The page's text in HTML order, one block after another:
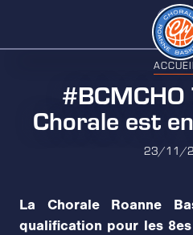
ACCUEIL
Chorale est
23/11/
La Chorale Roanne
qualification pour les